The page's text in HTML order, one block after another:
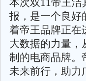
本次双11帝王洁
报，是一个良
着帝王品牌正在
大数据的力量，
制的电商品牌。
未来前行，助力